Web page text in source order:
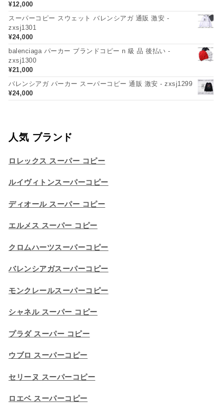
¥12,000
スーパーコピー スウェット バレンシアガ 通販 激安 -
zxsj1301
¥24,000
balenciaga パーカー ブランドコピー n 級 品 後払い -
zxsj1300
¥21,000
バレンシアガ パーカー スーパーコピー 通販 激安 - zxsj1299
¥24,000
人気 ブランド
ロレックス スーパー コピー
ルイヴィトンスーパーコピー
ディオール スーパー コピー
エルメス スーパー コピー
クロムハーツスーパーコピー
バレンシアガスーパーコピー
モンクレールスーパーコピー
シャネル スーパー コピー
プラダ スーパー コピー
ウブロ スーパーコピー
セリーヌ スーパーコピー​
ロエベ スーパーコピー